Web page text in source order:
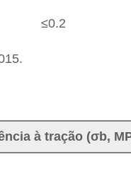
≤0.2
à tração (σb,